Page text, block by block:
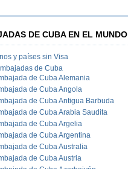
DE CUBA EN EL MUNDO
y países sin Visa
de Cuba
de Cuba Alemania
de Cuba Angola
de Cuba Antigua Barbuda
de Cuba Arabia Saudita
de Cuba Argelia
de Cuba Argentina
de Cuba Australia
de Cuba Austria